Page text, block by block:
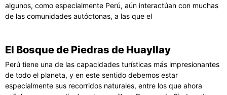
algunos, como especialmente Perú, aún interactúan con muchas
de las comunidades autóctonas, a las que el
El Bosque de Piedras de Huayllay
Perú tiene una de las capacidades turísticas más impresionantes
de todo el planeta, y en este sentido debemos estar
especialmente sus recorridos naturales, entre los que ahora